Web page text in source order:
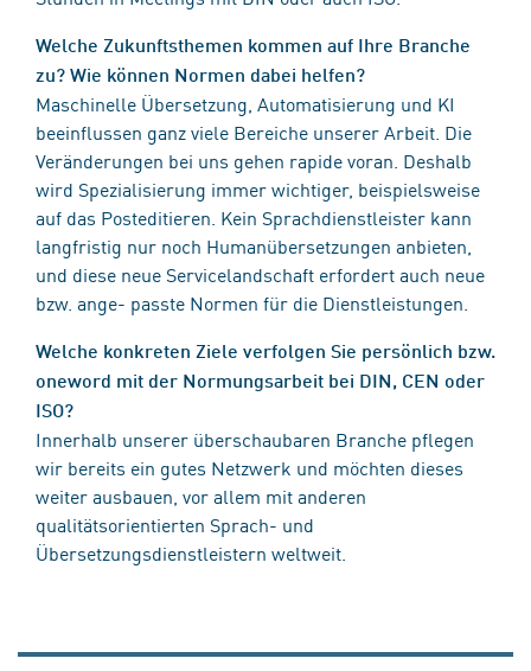
Welche Zukunftsthemen kommen auf Ihre Branche
zu? Wie können Normen dabei helfen?
Maschinelle Übersetzung, Automatisierung und KI
beeinflussen ganz viele Bereiche unserer Arbeit. Die
Veränderungen bei uns gehen rapide voran. Deshalb
wird Spezialisierung immer wichtiger, beispielsweise
auf das Posteditieren. Kein Sprachdienstleister kann
langfristig nur noch Humanübersetzungen anbieten,
und diese neue Servicelandschaft erfordert auch neue
bzw. ange- passte Normen für die Dienstleistungen.
Welche konkreten Ziele verfolgen Sie persönlich bzw.
oneword mit der Normungsarbeit bei DIN, CEN oder
ISO?
Innerhalb unserer überschaubaren Branche pflegen
wir bereits ein gutes Netzwerk und möchten dieses
weiter ausbauen, vor allem mit anderen
qualitätsorientierten Sprach- und
Übersetzungsdienstleistern weltweit.